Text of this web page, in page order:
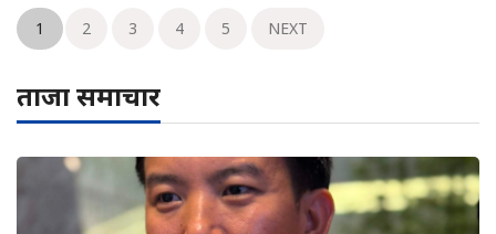
1 2 3 4 5 NEXT
ताजा समाचार